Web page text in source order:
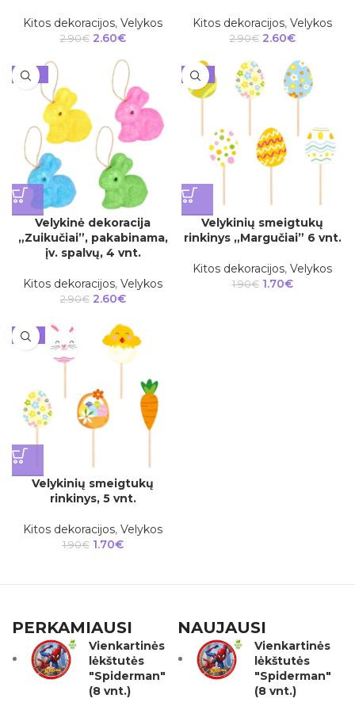
Kitos dekoracijos, Velykos
2.90€ 2.60€
Kitos dekoracijos, Velykos
2.90€ 2.60€
-10%
Velykinė dekoracija
„Zuikučiai”, pakabinama,
įv. spalvų, 4 vnt.
Kitos dekoracijos, Velykos
2.90€ 2.60€
-11%
Velykinių smeigtukų
rinkinys „Margučiai” 6 vnt.
Kitos dekoracijos, Velykos
1.90€ 1.70€
-11%
Velykinių smeigtukų
rinkinys, 5 vnt.
Kitos dekoracijos, Velykos
1.90€ 1.70€
PERKAMIAUSI
Vienkartinės
lėkštutės
"Spiderman"
(8 vnt.)
NAUJAUSI
Vienkartinės
lėkštutės
"Spiderman"
(8 vnt.)